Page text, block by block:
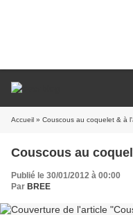
Accueil » Couscous au coquelet & à
Couscous au
Publié le 30/01/2012 à 00:00
Par BREE